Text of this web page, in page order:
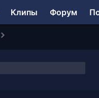
Клипы Форум